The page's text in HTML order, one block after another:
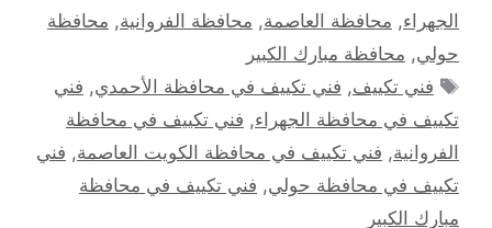
الجهراء, محافظة العاصمة, محافظة الفروانية, محافظة
حولي, محافظة مبارك الكبير
الوسوم
فني تكييف, فني تكييف في محافظة الأحمدي, فني
تكييف في محافظة الجهراء, فني تكييف في محافظة
الفروانية, فني تكييف في محافظة الكويت العاصمة, فني
تكييف في محافظة حولي, فني تكييف في محافظة
مبارك الكبير